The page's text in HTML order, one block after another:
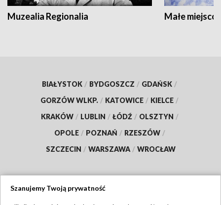
Muzealia Regionalia Małe
BIAŁYSTOK / BYDGOSZCZ / GDAŃSK /
GORZÓW WLKP. / KATOWICE / KIELCE /
KRAKÓW / LUBLIN / ŁÓDŹ / OLSZTYN /
OPOLE / POZNAŃ / RZESZÓW /
SZCZECIN / WARSZAWA / WROCŁAW
Szanujemy Twoją prywatność